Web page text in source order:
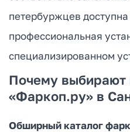
петербуржцев
профессиональная
специализированном
Почему выбирают
«Фаркоп.ру» в
Обширный каталог